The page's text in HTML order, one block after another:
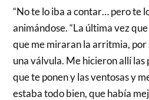
“No te lo iba a contar… pero te
animándose. “La última vez
que me miraran la arritmia, por
una válvula. Me hicieron allí las
que te ponen y las ventosas y
estaba todo bien, que había